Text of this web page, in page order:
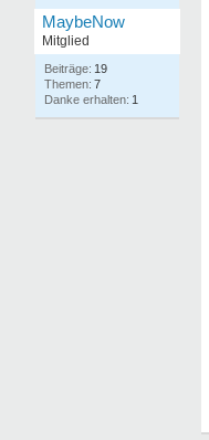
MaybeNow
Mitglied
19
7
1